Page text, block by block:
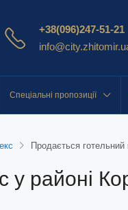
+38(096)247-51-21
Спеціальні пропозиції
Продається готельний
районі